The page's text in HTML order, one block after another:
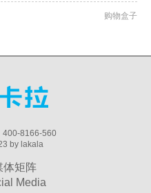
购物盒子
400-8166-560
by lakala
体矩阵
Media